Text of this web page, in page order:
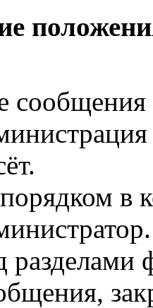
в
разделами